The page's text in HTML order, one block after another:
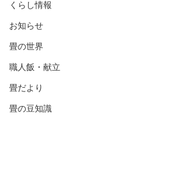
くらし情報
お知らせ
畳の世界
職人飯・献立
畳だより
畳の豆知識